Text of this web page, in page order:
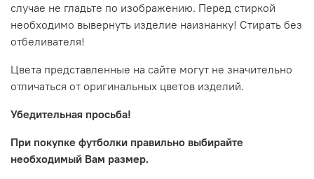
случае не гладьте по изображению. Перед стиркой
необходимо вывернуть изделие наизнанку! Стирать без
отбеливателя!
Цвета представленные на сайте могут не значительно
отличаться от оригинальных цветов изделий.
Убедительная просьба!
При покупке футболки правильно выбирайте
необходимый Вам размер.